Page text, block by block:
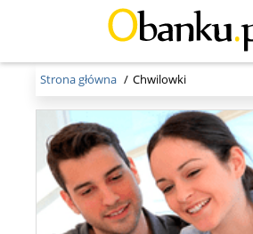
Strona główna Chwilowki